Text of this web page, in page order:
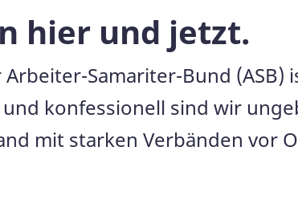
hier und jetzt.
Samariter-Bund
konfessionell sind wir
mit starken Verbänden vor